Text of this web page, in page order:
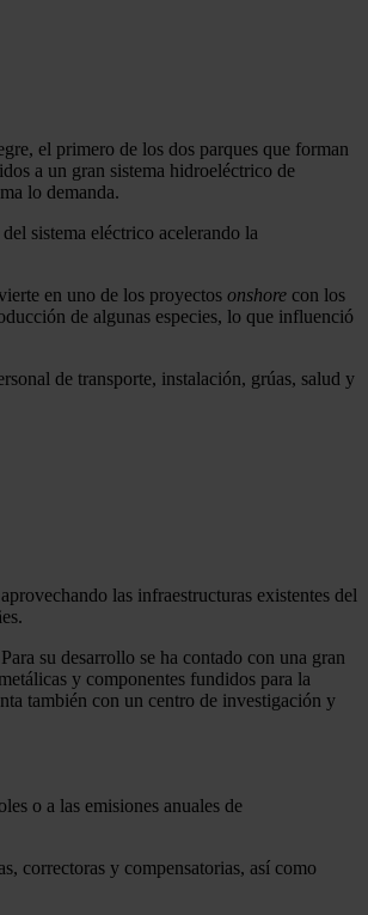
el primero de los dos parques que forman
a un gran sistema hidroeléctrico de
lo demanda.
sistema eléctrico acelerando la
en uno de los proyectos onshore con los
de algunas especies, lo que influenció
de transporte, instalación, grúas, salud y
las infraestructuras existentes del
su desarrollo se ha contado con una gran
y componentes fundidos para la
también con un centro de investigación y
o a las emisiones anuales de
correctoras y compensatorias, así como